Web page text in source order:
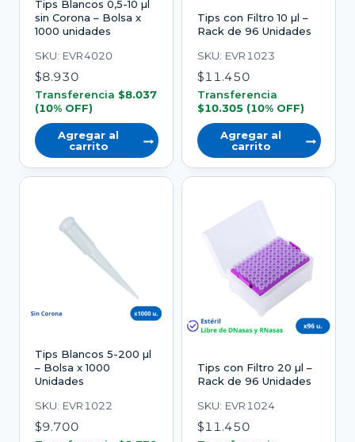
Tips Blancos 0,5-10 µl
sin Corona – Bolsa x
1000 unidades
SKU: EVR4020
$8.930
Transferencia $8.037
(10% OFF)
Agregar al
carrito
Tips con Filtro 10 µl –
Rack de 96 Unidades
SKU: EVR1023
$11.450
Transferencia
$10.305 (10% OFF)
Agregar al
carrito
Tips Blancos 5-200 µl
– Bolsa x 1000
Unidades
SKU: EVR1022
$9.700
Tips con Filtro 20 µl –
Rack de 96 Unidades
SKU: EVR1024
$11.450